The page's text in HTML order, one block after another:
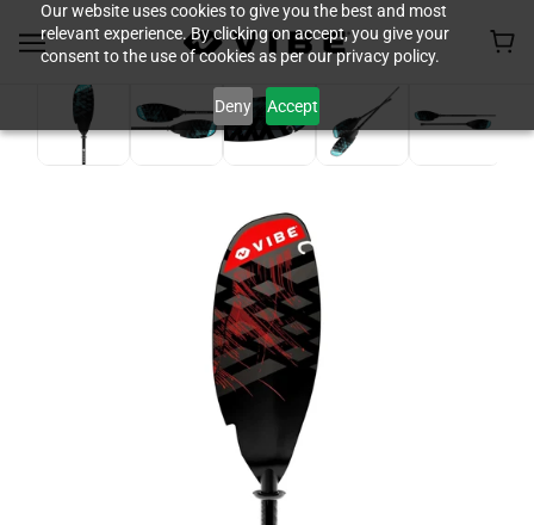
Our website uses cookies to give you the best and most
relevant experience. By clicking on accept, you give your
consent to the use of cookies as per our privacy policy.
Deny Accept